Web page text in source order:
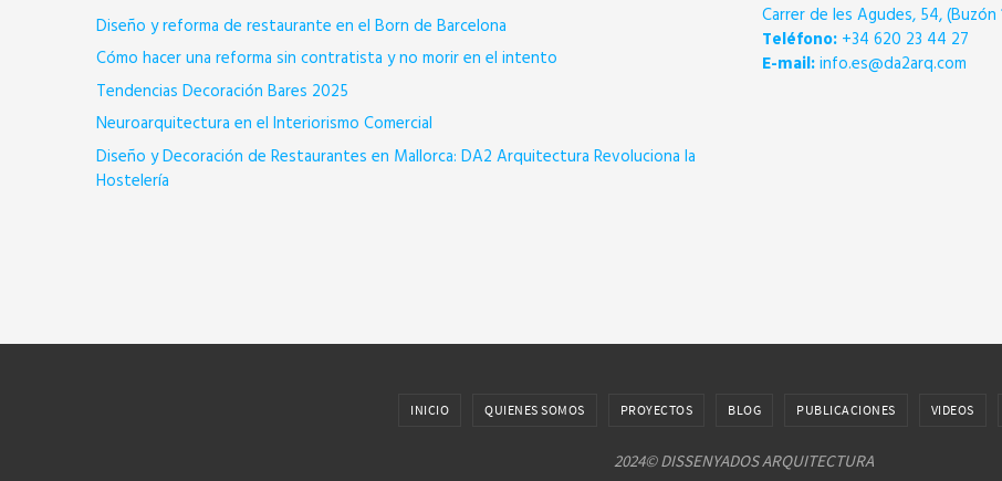
Diseño y reforma de restaurante en el Born de Barcelona
Cómo hacer una reforma sin contratista y no morir en el intento
Tendencias Decoración Bares 2025
Neuroarquitectura en el Interiorismo Comercial
Diseño y Decoración de Restaurantes en Mallorca: DA2 Arquitectura Revoluciona la
Hostelería
Carrer de les Agudes, 54, (Buzón
Teléfono: +34 620 23 44 27
E-mail:info.es@da2arq.com
INICIO QUIENES SOMOS PROYECTOS BLOG PUBLICACIONES VIDEOS
2024© DISSENYADOS ARQUITECTURA